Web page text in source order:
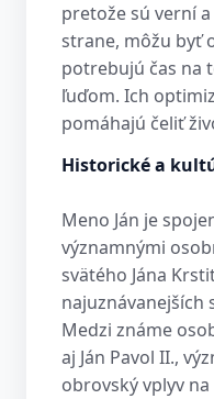
pretože sú verní
strane, môžu byť
potrebujú čas na
ľuďom. Ich
pomáhajú čeliť
Historické a
Meno Ján je
významnými
svätého Jána
najuznávanejších
Medzi známe
aj Ján Pavol II.,
obrovský vplyv